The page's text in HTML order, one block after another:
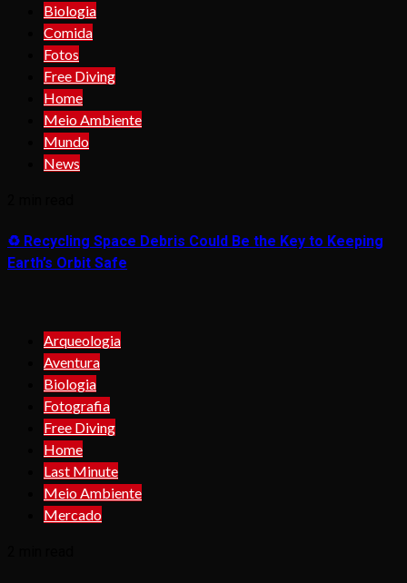
Biologia
Comida
Fotos
Free Diving
Home
Meio Ambiente
Mundo
News
♻️ Recycling Space Debris Could Be the Key to Keeping
Earth’s Orbit Safe
Arqueologia
Aventura
Biologia
Fotografia
Free Diving
Home
Last Minute
Meio Ambiente
Mercado